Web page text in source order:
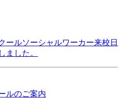
ールソーシャルワーカー来校日
ました。
ルのご案内